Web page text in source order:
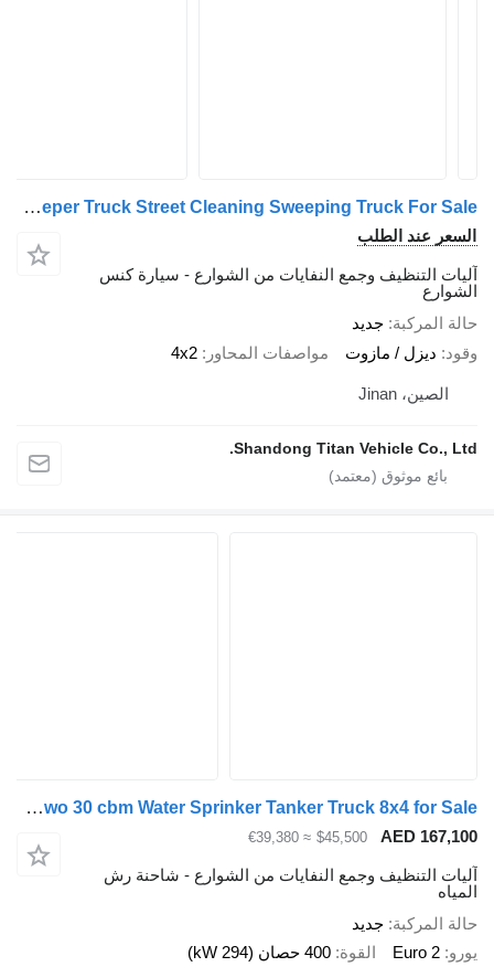
Sinotruk Howo Road Sweeper Truck Street Cleaning Sweeping Truck For Sale
السعر عند الطلب
آليات التنظيف وجمع النفايات من الشوارع - سيارة كنس
الشوارع
حالة المركبة جديد
وقود ديزل / مازوت مواصفات المحاور 4x2
الصين، Jinan
Shandong Titan Vehicle Co., Ltd.
Sinotruk Howo 30 cbm Water Sprinker Tanker Truck 8x4 for Sale
AED 167,100
$45,500
≈ €39,380
آليات التنظيف وجمع النفايات من الشوارع - شاحنة رش
المياه
حالة المركبة جديد
يورو Euro 2 القوة 400 حصان (294 kW)